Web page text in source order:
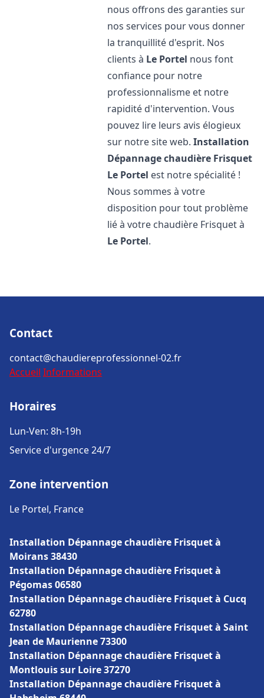
nous offrons des garanties sur
nos services pour vous donner
la tranquillité d'esprit. Nos
clients à Le Portel nous font
confiance pour notre
professionnalisme et notre
rapidité d'intervention. Vous
pouvez lire leurs avis élogieux
sur notre site web.Installation
Dépannage chaudière Frisquet
Le Portel est notre spécialité !
Nous sommes à votre
disposition pour tout problème
lié à votre chaudière Frisquet à
Le Portel.
Contact
contact@chaudiereprofessionnel-02.fr
Accueil Informations
Horaires
Lun-Ven: 8h-19h
Service d'urgence 24/7
Zone intervention
Le Portel, France
Installation Dépannage chaudière Frisquet à
Moirans 38430
Installation Dépannage chaudière Frisquet à
Pégomas 06580
Installation Dépannage chaudière Frisquet à Cucq
62780
Installation Dépannage chaudière Frisquet à Saint
Jean de Maurienne 73300
Installation Dépannage chaudière Frisquet à
Montlouis sur Loire 37270
Installation Dépannage chaudière Frisquet à